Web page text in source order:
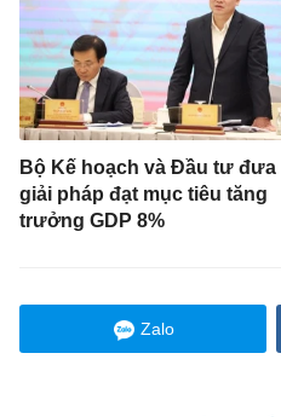
Bộ Kế hoạch và Đầu tư đưa
giải pháp đạt mục tiêu tăng
trưởng GDP 8%
Zalo